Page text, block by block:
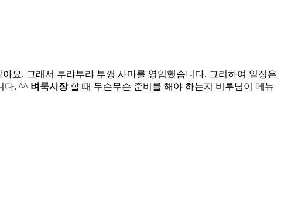
요. 그래서 부랴부랴 부깽 사마를 영입했습니다. 그리하여 일정은
다. ^^ 벼룩시장할 때 무슨무슨 준비를 해야 하는지 비루님이 메뉴